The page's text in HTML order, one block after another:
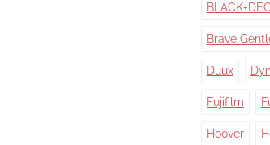
Brave
Duux
Fujifilm
Hoover